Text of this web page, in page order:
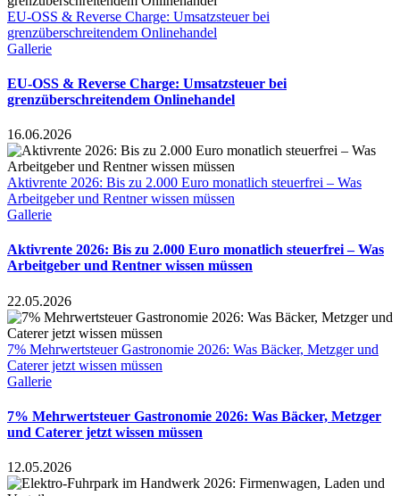
EU-OSS & Reverse Charge: Umsatzsteuer bei
grenzüberschreitendem Onlinehandel
Gallerie
EU-OSS & Reverse Charge: Umsatzsteuer bei
grenzüberschreitendem Onlinehandel
16.06.2026
Aktivrente 2026: Bis zu 2.000 Euro monatlich steuerfrei – Was
Arbeitgeber und Rentner wissen müssen
Gallerie
Aktivrente 2026: Bis zu 2.000 Euro monatlich steuerfrei – Was
Arbeitgeber und Rentner wissen müssen
22.05.2026
7% Mehrwertsteuer Gastronomie 2026: Was Bäcker, Metzger und
Caterer jetzt wissen müssen
Gallerie
7% Mehrwertsteuer Gastronomie 2026: Was Bäcker, Metzger
und Caterer jetzt wissen müssen
12.05.2026